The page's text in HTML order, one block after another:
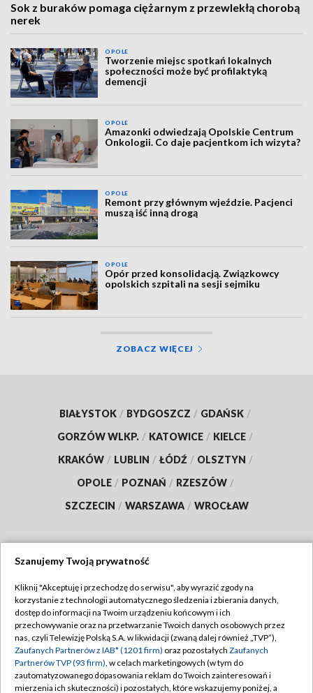
Sok z buraków pomaga ciężarnym z przewlekłą chorobą
nerek
OPOLE
Tworzenie miejsc spotkań lokalnych
społeczności może być profilaktyką
demencji
OPOLE
Amazonki odwiedzają Opolskie Centrum
Onkologii. Co daje pacjentkom ich wizyta?
OPOLE
Remont przy głównym wjeździe. Pacjenci
muszą iść inną drogą
OPOLE
Opór przed konsolidacją. Związkowcy
opolskich szpitali na sesji sejmiku
ZOBACZ WIĘCEJ
BIAŁYSTOK / BYDGOSZCZ / GDAŃSK /
GORZÓW WLKP. / KATOWICE / KIELCE /
KRAKÓW / LUBLIN / ŁÓDŹ / OLSZTYN /
OPOLE / POZNAŃ / RZESZÓW /
SZCZECIN / WARSZAWA / WROCŁAW
TVP
Abonament TVP
Emisja w TVP
Centrum informacji TVP
Regulamin TVP
Polityka prywatności
Moje zgody
Szanujemy Twoją prywatność
Kliknij "Akceptuję i przechodzę do serwisu", aby wyrazić zgody na
korzystanie z technologii automatycznego śledzenia i zbierania danych,
dostęp do informacji na Twoim urządzeniu końcowym i ich
przechowywanie oraz na przetwarzanie Twoich danych osobowych przez
nas, czyli Telewizję Polską S.A. w likwidacji (zwaną dalej również „TVP”),
Zaufanych Partnerów z IAB* (1201 firm) oraz pozostałych Zaufanych
Partnerów TVP (93 firm), w celach marketingowych (w tym do
zautomatyzowanego dopasowania reklam do Twoich zainteresowań i
mierzenia ich skuteczności) i pozostałych, które wskazujemy poniżej, a